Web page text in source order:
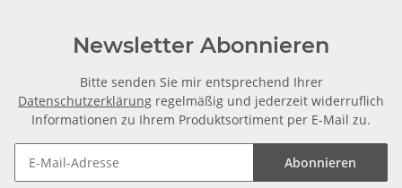
Newsletter Abonnieren
Bitte senden Sie mir entsprechend Ihrer
Datenschutzerklärung regelmäßig und jederzeit widerruflich
Informationen zu Ihrem Produktsortiment per E-Mail zu.
Abonnieren